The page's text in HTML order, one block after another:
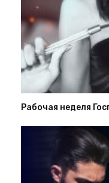
Рабочая неделя